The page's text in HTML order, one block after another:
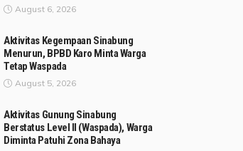
August 6, 2026
Aktivitas Kegempaan Sinabung
Menurun, BPBD Karo Minta Warga
Tetap Waspada
August 5, 2026
Aktivitas Gunung Sinabung
Berstatus Level II (Waspada), Warga
Diminta Patuhi Zona Bahaya